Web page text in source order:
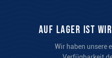
auf Lager ist
Wir haben unsere